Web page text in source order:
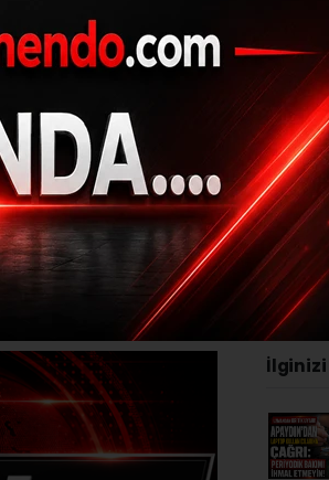
2
- 17:33, Güncelleme: 31.07.2024 - 16:58